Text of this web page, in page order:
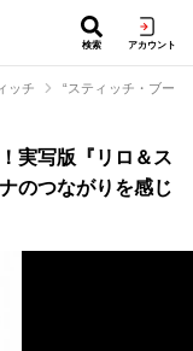
検索 アカウント
ッチ “スティッチ・ブー
実写版『リロ＆ス
のつながりを感じ